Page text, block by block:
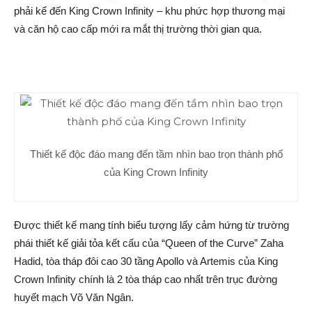
phải kể đến King Crown Infinity – khu phức hợp thương mại
và căn hộ cao cấp mới ra mắt thị trường thời gian qua.
Thiết kế độc đáo mang đến tầm nhìn bao trọn thành phố
của King Crown Infinity
Được thiết kế mang tính biểu tượng lấy cảm hứng từ trường
phái thiết kế giải tỏa kết cấu của “Queen of the Curve” Zaha
Hadid, tòa tháp đôi cao 30 tầng Apollo và Artemis của King
Crown Infinity chính là 2 tòa tháp cao nhất trên trục đường
huyết mạch Võ Văn Ngân.